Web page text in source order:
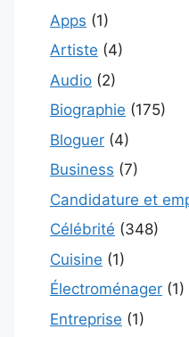
Apps (1)
Artiste (4)
Audio (2)
Biographie (175)
Bloguer (4)
Business (7)
Candidature et
Célébrité (348)
Cuisine (1)
Électroménager (1)
Entreprise (1)